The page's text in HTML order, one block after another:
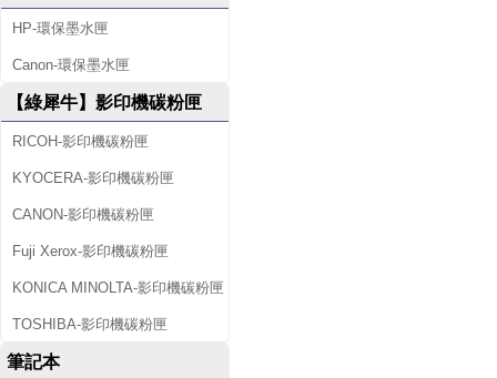
HP-環保墨水匣
Canon-環保墨水匣
【綠犀牛】影印機碳粉匣
RICOH-影印機碳粉匣
KYOCERA-影印機碳粉匣
CANON-影印機碳粉匣
Fuji Xerox-影印機碳粉匣
KONICA MINOLTA-影印機碳粉匣
TOSHIBA-影印機碳粉匣
筆記本